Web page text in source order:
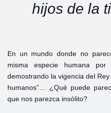
hijos de la
En un mundo donde no
misma especie humana
demostrando la vigencia del
humanos”… ¿Qué puede
que nos parezca insólito?